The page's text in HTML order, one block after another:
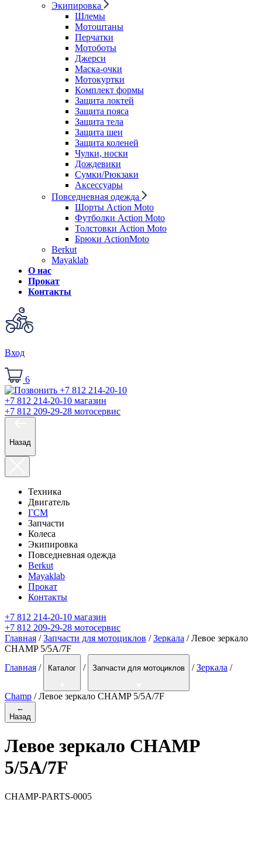
Экипировка
Шлемы
Мотоштаны
Перчатки
Мотоботы
Джерси
Маска-очки
Мотокуртки
Комплект формы
Защита локтей
Защита пояса
Защита тела
Защита шеи
Защита коленей
Чулки, носки
Дождевики
Сумки/Рюкзаки
Аксессуары
Повседневная одежда
Шорты Action Moto
Футболки Action Moto
Толстовки Action Moto
Брюки ActionMoto
Berkut
Mayaklab
О нас
Прокат
Контакты
Вход
6
+7 812 214-20-10 магазин
+7 812 209-29-28 мотосервис
Назад
Техника
Двигатель
ГСМ
Запчасти
Колеса
Экипировка
Повседневная одежда
Berkut
Mayaklab
Прокат
Контакты
+7 812 214-20-10 магазин
+7 812 209-29-28 мотосервис
Главная /Запчасти для мотоциклов /Зеркала / Левое зеркало
CHAMP 5/5A/7F
Главная / Каталог / Запчасти для мотоциклов / Зеркала /
Champ / Левое зеркало CHAMP 5/5A/7F
←
Назад
Левое зеркало CHAMP
5/5A/7F
CHAMP-PARTS-0005